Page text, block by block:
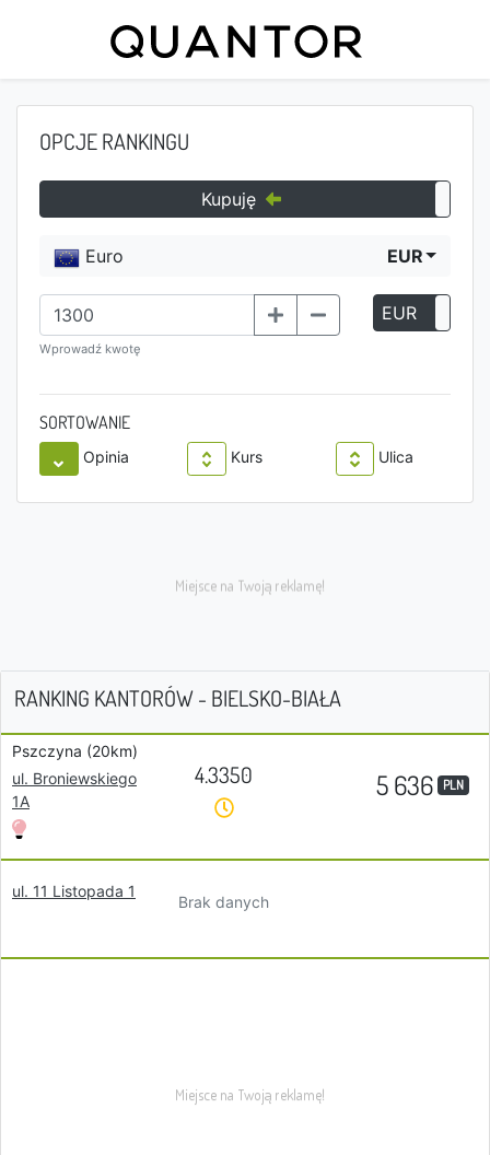
OPCJE RANKINGU
Kupuję
Euro EUR
Wprowadź kwotę
EUR
SORTOWANIE
Opinia Kurs Ulica
RANKING KANTORÓW - BIELSKO-BIAŁA
Pszczyna (20km)
ul. Broniewskiego
1A
4.3350 5 636 PLN
ul. 11 Listopada 1
Brak danych